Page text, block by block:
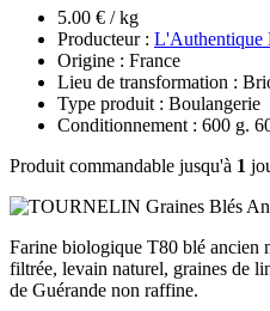
5.00 € / kg
Producteur : L'Authentique
Origine : France
Lieu de transformation :
Type produit : Boulangerie
Conditionnement : 600 g.
Produit commandable jusqu'à 1
Farine biologique T80 blé ancien
filtrée, levain naturel, graines de
de Guérande non raffine.